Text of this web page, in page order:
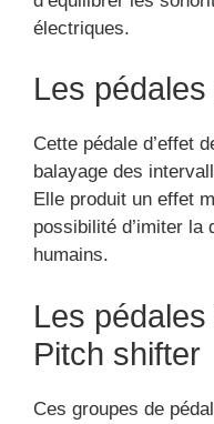
électriques.
Les pédales
Cette pédale d’effet
balayage des
Elle produit un effet
possibilité d’imiter la
humains.
Les
Pitch shifter
Ces groupes de